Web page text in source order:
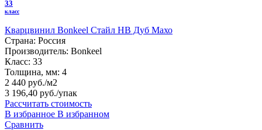
33
класс
Кварцвинил Bonkeel Стайл HB Дуб Махо
Страна: Россия
Производитель: Bonkeel
Класс: 33
Толщина, мм: 4
2 440 руб./м2
3 196,40 руб./упак
Рассчитать стоимость
В избранное В избранном
Сравнить